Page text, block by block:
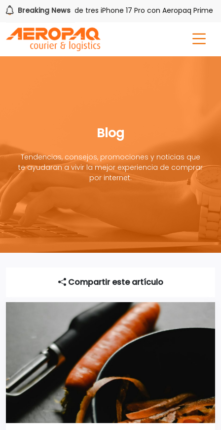
Breaking News
Gana uno de tres iPhone 17 Pro con Aeropaq Prime
Blog
Tendencias, consejos, promociones y noticias que
te ayudaran a vivir la mejor experiencia de comprar
por internet.
Compartir este artículo